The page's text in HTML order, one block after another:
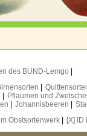
des BUND-Lemgo
Pflaumen und
Johannisbeeren
Obstsortenwerk [X] ID